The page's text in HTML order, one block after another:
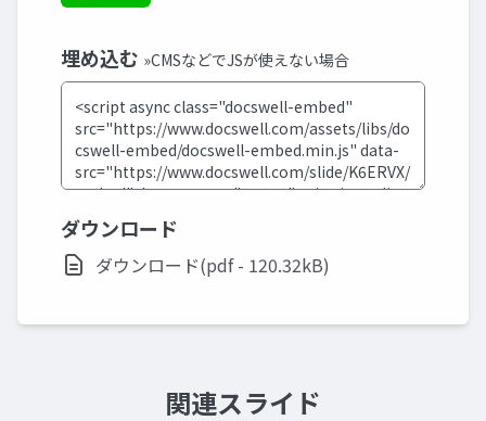
埋め込む »CMSなどでJSが使えない場合
ダウンロード
ダウンロード(pdf - 120.32kB)
関連スライド